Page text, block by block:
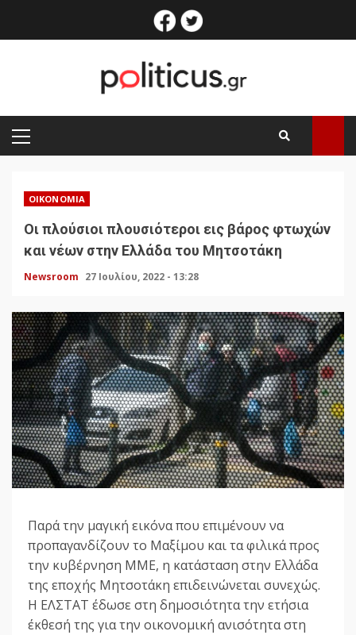
facebook
PRIMARY
MENU
ΟΙΚΟΝΟΜΊΑ
Οι πλούσιοι πλουσιότεροι εις βάρος φτωχών
και νέων στην Ελλάδα του Μητσοτάκη
Newsroom 27 Ιουλίου, 2022 - 13:28
Παρά την μαγική εικόνα που επιμένουν να
προπαγανδίζουν το Μαξίμου και τα φιλικά προς
την κυβέρνηση ΜΜΕ, η κατάσταση στην Ελλάδα
της εποχής Μητσοτάκη επιδεινώνεται συνεχώς.
Η ΕΛΣΤΑΤ έδωσε στη δημοσιότητα την ετήσια
έκθεσή της για την οικονομική ανισότητα στη